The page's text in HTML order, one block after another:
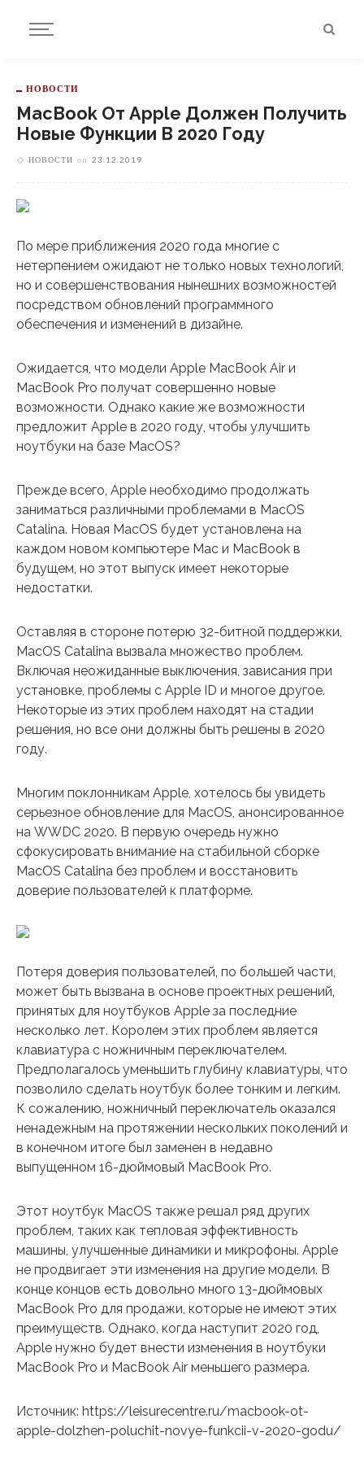
НОВОСТИ
MacBook От Apple Должен Получить
Новые Функции В 2020 Году
НОВОСТИ on 23.12.2019
По мере приближения 2020 года многие с
нетерпением ожидают не только новых технологий,
но и совершенствования нынешних возможностей
посредством обновлений программного
обеспечения и изменений в дизайне.
Ожидается, что модели Apple MacBook Air и
MacBook Pro получат совершенно новые
возможности. Однако какие же возможности
предложит Apple в 2020 году, чтобы улучшить
ноутбуки на базе MacOS?
Прежде всего, Apple необходимо продолжать
заниматься различными проблемами в MacOS
Catalina. Новая MacOS будет установлена на
каждом новом компьютере Mac и MacBook в
будущем, но этот выпуск имеет некоторые
недостатки.
Оставляя в стороне потерю 32-битной поддержки,
MacOS Catalina вызвала множество проблем.
Включая неожиданные выключения, зависания при
установке, проблемы с Apple ID и многое другое.
Некоторые из этих проблем находят на стадии
решения, но все они должны быть решены в 2020
году.
Многим поклонникам Apple, хотелось бы увидеть
серьезное обновление для MacOS, анонсированное
на WWDC 2020. В первую очередь нужно
сфокусировать внимание на стабильной сборке
MacOS Catalina без проблем и восстановить
доверие пользователей к платформе.
Потеря доверия пользователей, по большей части,
может быть вызвана в основе проектных решений,
принятых для ноутбуков Apple за последние
несколько лет. Королем этих проблем является
клавиатура с ножничным переключателем.
Предполагалось уменьшить глубину клавиатуры, что
позволило сделать ноутбук более тонким и легким.
К сожалению, ножничный переключатель оказался
ненадежным на протяжении нескольких поколений и
в конечном итоге был заменен в недавно
выпущенном 16-дюймовый MacBook Pro.
Этот ноутбук MacOS также решал ряд других
проблем, таких как тепловая эффективность
машины, улучшенные динамики и микрофоны. Apple
не продвигает эти изменения на другие модели. В
конце концов есть довольно много 13-дюймовых
MacBook Pro для продажи, которые не имеют этих
преимуществ. Однако, когда наступит 2020 год,
Apple нужно будет внести изменения в ноутбуки
MacBook Pro и MacBook Air меньшего размера.
Источник: https://leisurecentre.ru/macbook-ot-
apple-dolzhen-poluchit-novye-funkcii-v-2020-godu/